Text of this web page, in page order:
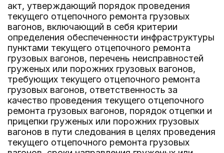
акт, утверждающий порядок проведения
текущего отцепочного ремонта грузовых
вагонов, включающий в себя критерии
определения обеспеченности инфраструктуры
пунктами текущего отцепочного ремонта
грузовых вагонов, перечень неисправностей
груженых или порожних грузовых вагонов,
требующих текущего отцепочного ремонта
грузовых вагонов, ответственность за
качество проведения текущего отцепочного
ремонта грузовых вагонов, порядок отцепки и
прицепки груженых или порожних грузовых
вагонов в пути следования в целях проведения
текущего отцепочного ремонта грузовых